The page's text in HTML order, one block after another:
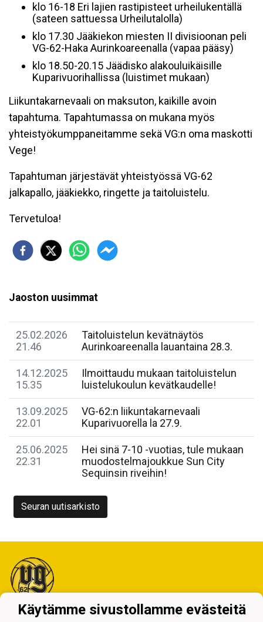
klo 16-18 Eri lajien rastipisteet urheilukentällä
(sateen sattuessa Urheilutalolla)
klo 17.30 Jääkiekon miesten II divisioonan peli
VG-62-Haka Aurinkoareenalla (vapaa pääsy)
klo 18.50-20.15 Jäädisko alakouluikäisille
Kuparivuorihallissa (luistimet mukaan)
Liikuntakarnevaali on maksuton, kaikille avoin
tapahtuma. Tapahtumassa on mukana myös
yhteistyökumppaneitamme sekä VG:n oma maskotti
Vege!
Tapahtuman järjestävät yhteistyössä VG-62
jalkapallo, jääkiekko, ringette ja taitoluistelu.
Tervetuloa!
Jaoston uusimmat
25.02.2026
21.46
Taitoluistelun kevätnäytös
Aurinkoareenalla lauantaina 28.3.
14.12.2025
15.35
Ilmoittaudu mukaan taitoluistelun
luistelukoulun kevätkaudelle!
13.09.2025
22.01
VG-62:n liikuntakarnevaali
Kuparivuorella la 27.9.
25.06.2025
22.31
Hei sinä 7-10 -vuotias, tule mukaan
muodostelmajoukkue Sun City
Sequinsin riveihin!
Seuran uutisarkisto
Käytämme sivustollamme evästeitä